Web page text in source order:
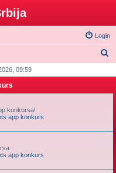
Login
r
09:59
konkursa!
app konkurs
app konkurs